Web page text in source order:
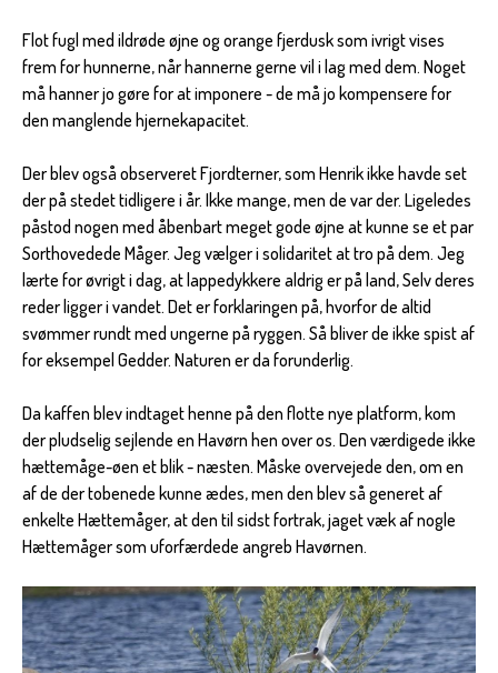
Flot fugl med ildrøde øjne og orange fjerdusk som ivrigt vises
frem for hunnerne, når hannerne gerne vil i lag med dem. Noget
må hanner jo gøre for at imponere - de må jo kompensere for
den manglende hjernekapacitet.
Der blev også observeret Fjordterner, som Henrik ikke havde set
der på stedet tidligere i år. Ikke mange, men de var der. Ligeledes
påstod nogen med åbenbart meget gode øjne at kunne se et par
Sorthovedede Måger. Jeg vælger i solidaritet at tro på dem. Jeg
lærte for øvrigt i dag, at lappedykkere aldrig er på land, Selv deres
reder ligger i vandet. Det er forklaringen på, hvorfor de altid
svømmer rundt med ungerne på ryggen. Så bliver de ikke spist af
for eksempel Gedder. Naturen er da forunderlig.
Da kaffen blev indtaget henne på den flotte nye platform, kom
der pludselig sejlende en Havørn hen over os. Den værdigede ikke
hættemåge-øen et blik - næsten. Måske overvejede den, om en
af de der tobenede kunne ædes, men den blev så generet af
enkelte Hættemåger, at den til sidst fortrak, jaget væk af nogle
Hættemåger som uforfærdede angreb Havørnen.